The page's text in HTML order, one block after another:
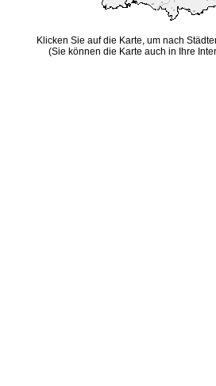
Klicken Sie auf die Karte, um nach
(Sie können die Karte auch in Ihre